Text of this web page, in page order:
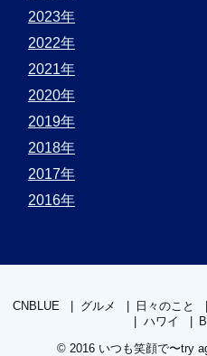
2023年
2022年
2021年
2020年
2019年
2018年
2017年
2016年
CNBLUE グルメ 日々のこと
ハワイ
© 2016 いつも笑顔で〜try